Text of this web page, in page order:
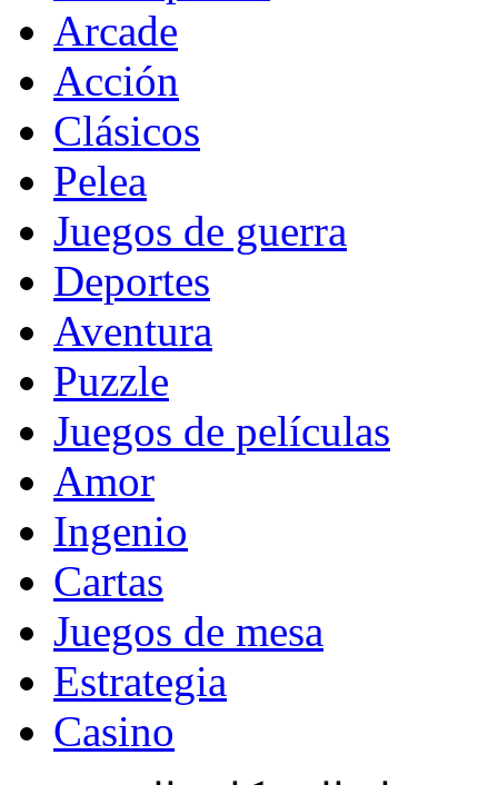
Arcade
Acción
Clásicos
Pelea
Juegos de guerra
Deportes
Aventura
Puzzle
Juegos de películas
Amor
Ingenio
Cartas
Juegos de mesa
Estrategia
Casino